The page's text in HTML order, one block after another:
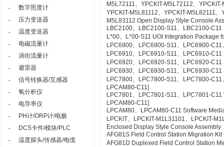
-
数字照度计
-
压力变送器
-
温度变送器
-
电磁流量计
-
涡街流量计
-
避雷器
-
信号转换器/互感器
-
氧分析仪
-
电导率仪
-
PH计/ORP计/电极
-
DCS卡件/模块/PLC
-
温度探头/传感器/电缆
M5L72111、YPCKIT-M5L72112、
YPCKIT-M5L81112、YPCKIT-M5L82111
M5L83112 Open Display Style Console
LBC2100、LBC2100-S11、LBC2100-
L*00、L*00-S11 UOI Integration Package
LPC6900、LPC6900-S11、LPC6900-
LPC6910、LPC6910-S11、LPC6910-
LPC6920、LPC6920-S11、LPC6920-
LPC6930、LPC6930-S11、LPC6930-
LPC7800、LPC7800-S11、LPC7800-
LPCAM80-C11]
LPC7801、LPC7801-S11、LPC7801-
LPCAM80-C11]
LPCAM80、LPCAM80-C11 Software
LPCKIT、LPCKIT-M1L31101、LPCKIT-
Enclosed Display Style Console Assembly
AFG81S Field Control Station Migration Kit
AFG81D Duplexed Field Control Station